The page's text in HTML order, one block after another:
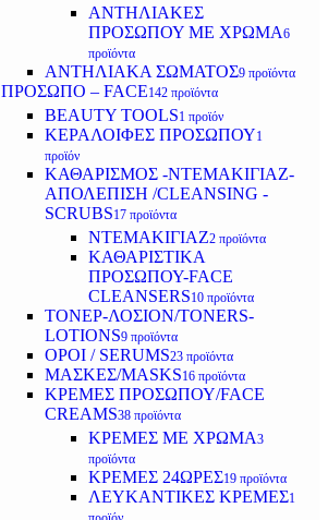
ΑΝΤΗΛΙΑΚΕΣ
ΠΡΟΣΩΠΟΥ ΜΕ ΧΡΩΜΑ6
προϊόντα
ΑΝΤΗΛΙΑΚΑ ΣΩΜΑΤΟΣ9 προϊόντα
ΠΡΟΣΩΠΟ – FACE142 προϊόντα
BEAUTY TOOLS1 προϊόν
ΚΕΡΑΛΟΙΦΕΣ ΠΡΟΣΩΠΟΥ1
προϊόν
ΚΑΘΑΡΙΣΜΟΣ -ΝΤΕΜΑΚΙΓΙΑΖ-
ΑΠΟΛΕΠΙΣΗ /CLEANSING -
SCRUBS17 προϊόντα
ΝΤΕΜΑΚΙΓΙΑΖ2 προϊόντα
ΚΑΘΑΡΙΣΤΙΚΑ
ΠΡΟΣΩΠΟΥ-FACE
CLEANSERS10 προϊόντα
ΤΟΝΕΡ-ΛΟΣΙΟΝ/TONERS-
LOTIONS9 προϊόντα
ΟΡΟΙ / SERUMS23 προϊόντα
ΜΑΣΚΕΣ/MASKS16 προϊόντα
ΚΡΕΜΕΣ ΠΡΟΣΩΠΟΥ/FACE
CREAMS38 προϊόντα
ΚΡΕΜΕΣ ΜΕ ΧΡΩΜΑ3
προϊόντα
ΚΡΕΜΕΣ 24ΩΡΕΣ19 προϊόντα
ΛΕΥΚΑΝΤΙΚΕΣ ΚΡΕΜΕΣ1